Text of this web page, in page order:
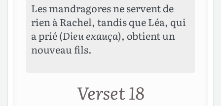
Les mandragores ne servent de
rien à Rachel, tandis que Léa, qui
a prié (Dieu exauça), obtient un
nouveau fils.
Verset 18